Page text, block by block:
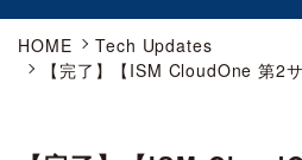
HOME
Tech Updates
【完了】【ISM CloudOne 第2